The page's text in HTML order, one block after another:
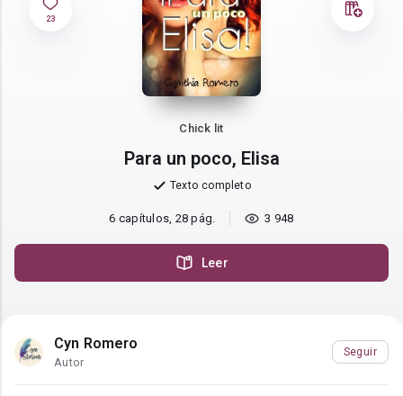
23
Chick lit
Para un poco, Elisa
Texto completo
6 capítulos, 28 pág. 3 948
Leer
Cyn Romero
Autor
Seguir